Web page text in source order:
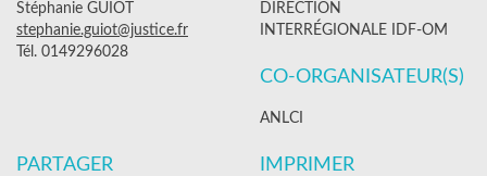
Stéphanie GUIOT
stephanie.guiot@justice.fr
Tél. 0149296028
DIRECTION
INTERRÉGIONALE IDF-OM
CO-ORGANISATEUR(S)
ANLCI
PARTAGER IMPRIMER